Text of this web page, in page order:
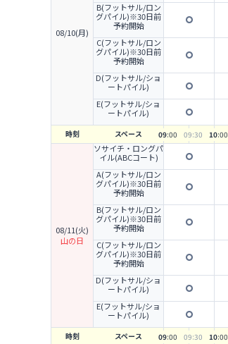
08/10(月)
B(フットサル/ロン
グパイル)※30日前
予約開始
C(フットサル/ロン
グパイル)※30日前
予約開始
D(フットサル/ショ
ートパイル)
E(フットサル/ショ
ートパイル)
時刻 スペース 09:00 09:30 10:00
08/11(火)
山の日
ソサイチ・ロングパ
イル(ABCコート)
A(フットサル/ロン
グパイル)※30日前
予約開始
B(フットサル/ロン
グパイル)※30日前
予約開始
C(フットサル/ロン
グパイル)※30日前
予約開始
D(フットサル/ショ
ートパイル)
E(フットサル/ショ
ートパイル)
時刻 スペース 09:00 09:30 10:00